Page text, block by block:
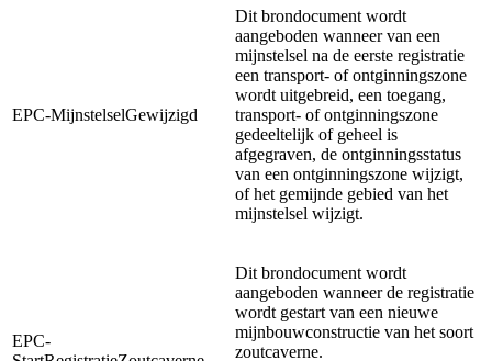
EPC-MijnstelselGewijzigd
Dit brondocument wordt
aangeboden wanneer van een
mijnstelsel na de eerste registratie
een transport- of ontginningszone
wordt uitgebreid, een toegang,
transport- of ontginningszone
gedeeltelijk of geheel is
afgegraven, de ontginningsstatus
van een ontginningszone wijzigt,
of het gemijnde gebied van het
mijnstelsel wijzigt.
EPC-
Dit brondocument wordt
aangeboden wanneer de registratie
wordt gestart van een nieuwe
mijnbouwconstructie van het soort
zoutcaverne.